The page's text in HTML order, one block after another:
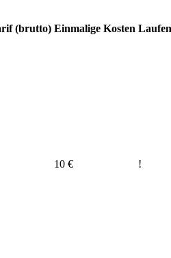
(brutto) Einmalige Kosten
10 € !